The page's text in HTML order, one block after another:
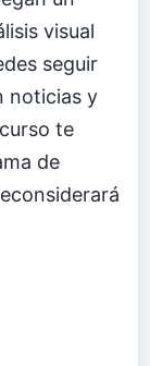
visual
seguir
noticias y
te
de